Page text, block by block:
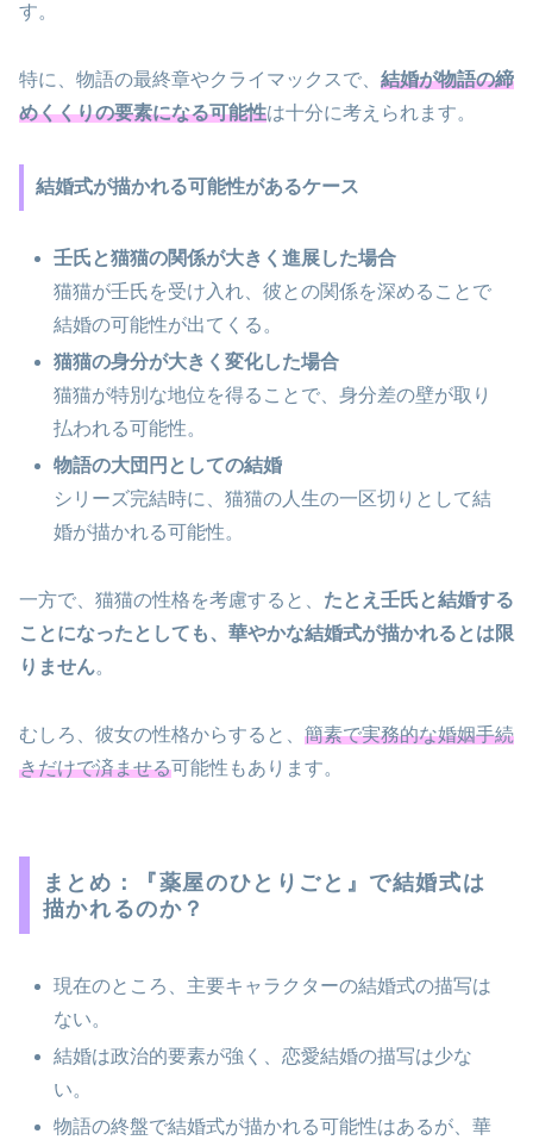
す。
特に、物語の最終章やクライマックスで、 結婚が物語の締
めくくりの要素になる可能性は十分に考えられます。
結婚式が描かれる可能性があるケース
壬氏と猫猫の関係が大きく進展した場合
猫猫が壬氏を受け入れ、彼との関係を深めることで
結婚の可能性が出てくる。
猫猫の身分が大きく変化した場合
猫猫が特別な地位を得ることで、身分差の壁が取り
払われる可能性。
物語の大団円としての結婚
シリーズ完結時に、猫猫の人生の一区切りとして結
婚が描かれる可能性。
一方で、猫猫の性格を考慮すると、 たとえ壬氏と結婚する
ことになったとしても、華やかな結婚式が描かれるとは限
りません。
むしろ、彼女の性格からすると、 簡素で実務的な婚姻手続
きだけで済ませる可能性もあります。
まとめ：『薬屋のひとりごと』で結婚式は
描かれるのか？
現在のところ、主要キャラクターの結婚式の描写は
ない。
結婚は政治的要素が強く、恋愛結婚の描写は少な
い。
物語の終盤で結婚式が描かれる可能性はあるが、華